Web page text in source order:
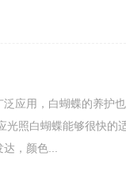
应用，白蝴蝶的养护也
光照白蝴蝶能够很快的
，颜色...